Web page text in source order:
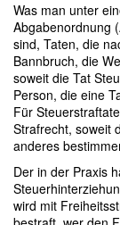
Was man unter
Abgabenordnung
sind, Taten, die
Bannbruch, die
soweit die Tat
Person, die eine
Für
Strafrecht, soweit
anderes
Der in der Praxis
wird mit